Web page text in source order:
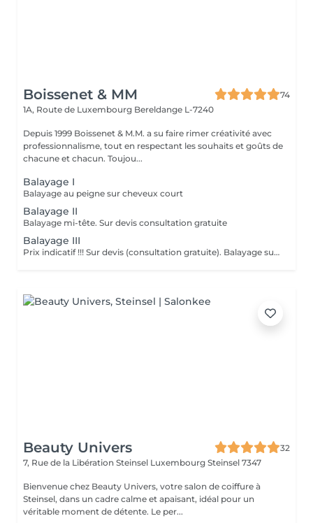
Boissenet & MM
74
1A, Route de Luxembourg Bereldange L-7240
Depuis 1999 Boissenet & M.M. a su faire rimer créativité avec
professionnalisme, tout en respectant les souhaits et goûts de
chacune et chacun. Toujou...
Balayage I
Balayage au peigne sur cheveux court
Balayage II
Balayage mi-tête. Sur devis consultation gratuite
Balayage III
Prix indicatif !!! Sur devis (consultation gratuite). Balayage sur toute la tête avec crépage à l'air libre et/ou emballé.
Beauty Univers
32
7, Rue de la Libération Steinsel Luxembourg Steinsel 7347
Bienvenue chez Beauty Univers, votre salon de coiffure à
Steinsel, dans un cadre calme et apaisant, idéal pour un
véritable moment de détente. Le per...